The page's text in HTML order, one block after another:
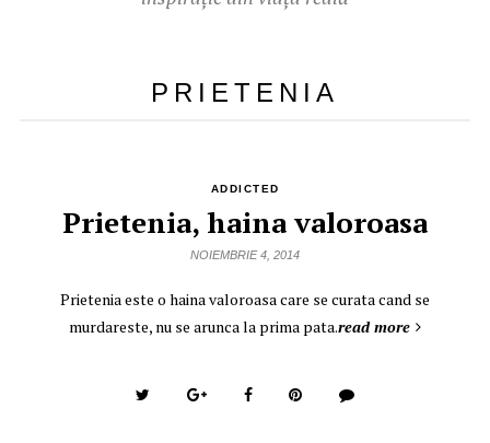
PRIETENIA
ADDICTED
Prietenia, haina valoroasa
NOIEMBRIE 4, 2014
Prietenia este o haina valoroasa care se curata cand se
murdareste, nu se arunca la prima pata.read more